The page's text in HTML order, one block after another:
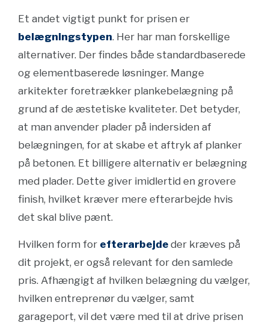
Et andet vigtigt punkt for prisen er
belægningstypen. Her har man forskellige
alternativer. Der findes både standardbaserede
og elementbaserede løsninger. Mange
arkitekter foretrækker plankebelægning på
grund af de æstetiske kvaliteter. Det betyder,
at man anvender plader på indersiden af
belægningen, for at skabe et aftryk af planker
på betonen. Et billigere alternativ er belægning
med plader. Dette giver imidlertid en grovere
finish, hvilket kræver mere efterarbejde hvis
det skal blive pænt.
Hvilken form for efterarbejde der kræves på
dit projekt, er også relevant for den samlede
pris. Afhængigt af hvilken belægning du vælger,
hvilken entreprenør du vælger, samt
garageport, vil det være med til at drive prisen